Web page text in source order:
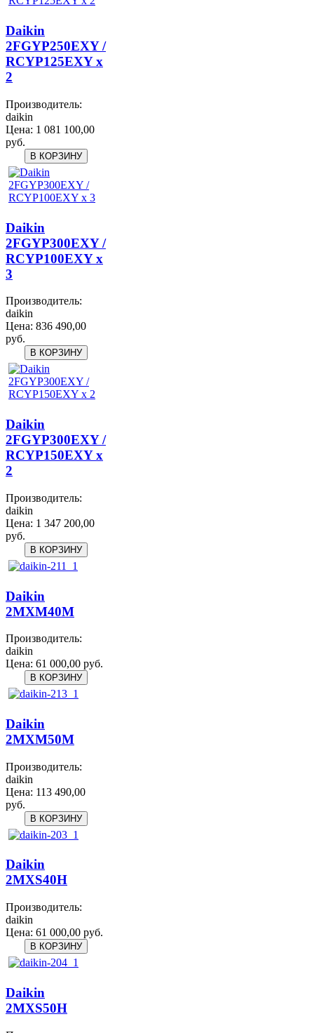
Daikin
2FGYP250EXY /
RCYP125EXY x
2
Производитель:
daikin
Цена: 1 081 100,00
руб.
Daikin
2FGYP300EXY /
RCYP100EXY x
3
Производитель:
daikin
Цена: 836 490,00
руб.
Daikin
2FGYP300EXY /
RCYP150EXY x
2
Производитель:
daikin
Цена: 1 347 200,00
руб.
Daikin
2MXM40M
Производитель:
daikin
Цена: 61 000,00 руб.
Daikin
2MXM50M
Производитель:
daikin
Цена: 113 490,00
руб.
Daikin
2MXS40H
Производитель:
daikin
Цена: 61 000,00 руб.
Daikin
2MXS50H